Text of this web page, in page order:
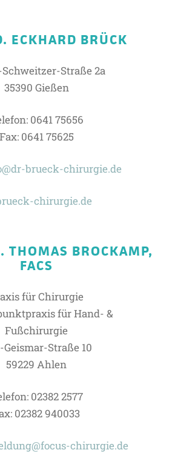
ECKHARD BRÜCK
Straße 2a
35390 Gießen
0641 75656
Fax: 0641 75625
brueck-chirurgie.de
chirurgie.de
THOMAS BROCKAMP,
FACS
für Chirurgie
für Hand- &
Fußchirurgie
Geismar-Straße 10
59229 Ahlen
02382 2577
02382 940033
chirurgie.de